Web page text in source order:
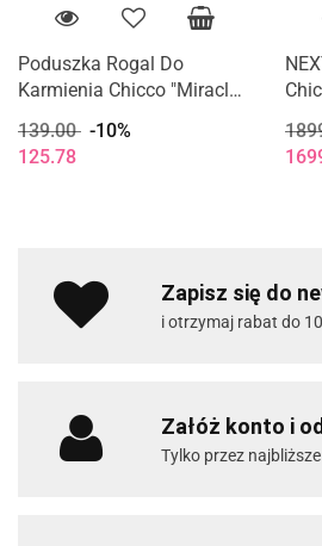
Poduszka Rogal Do
Karmienia Chicco "Miracle
Woodsie
139.00 -10%
125.78
Zapisz się do
i otrzymaj rabat do
Załóż konto i
Tylko przez